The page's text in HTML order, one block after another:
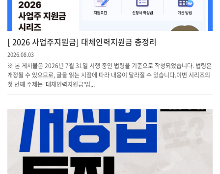
[ 2026 사업주지원금] 대체인력지원금 총정리
2026.08.03
※ 본 게시물은 2026년 7월 31일 시행 중인 법령을 기준으로 작성되었습니다. 법령은
개정될 수 있으므로, 글을 읽는 시점에 따라 내용이 달라질 수 있습니다.이번 시리즈의
첫 번째 주제는 '대체인력지원금'입...